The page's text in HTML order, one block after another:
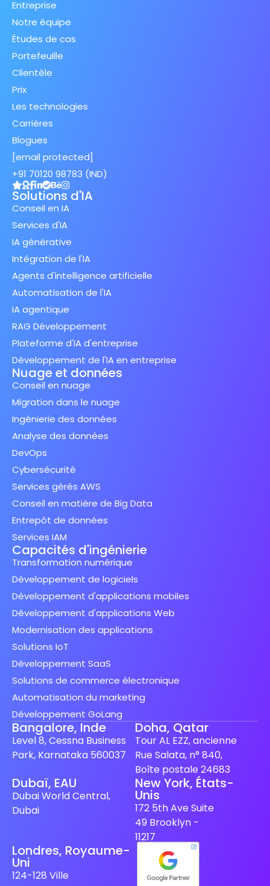
Entreprise
Notre équipe
Études de cas
Portefeuille
Clientèle
Prix
Les technologies
Carrières
Blogues
[email protected]
+91 70120 98783 (IND)
Solutions d'IA
Conseil en IA
Services d'IA
IA générative
Intégration de l'IA
Agents d'intelligence artificielle
Automatisation de l'IA
IA agentique
RAG Développement
Plateforme d'IA d'entreprise
Développement de l'IA en entreprise
Nuage et données
Conseil en nuage
Migration dans le nuage
Ingénierie des données
Analyse des données
DevOps
Cybersécurité
Services gérés AWS
Conseil en matière de Big Data
Entrepôt de données
Services IAM
Capacités d'ingénierie
Transformation numérique
Développement de logiciels
Développement d'applications mobiles
Développement d'applications Web
Modernisation des applications
Solutions IoT
Développement SaaS
Solutions de commerce électronique
Automatisation du marketing
Développement GoLang
Bangalore, Inde
Level 8, Cessna Business
Park, Karnataka 560037
Doha, Qatar
Tour AL EZZ, ancienne
Rue Salata, n° 840,
Boîte postale 24683
Dubaï, EAU
Dubai World Central,
Dubai
New York, États-
Unis
172 5th Ave Suite
49 Brooklyn -
11217
Londres, Royaume-
Uni
124-128 Ville
Japanese
Dutch
Spanish (Spain)